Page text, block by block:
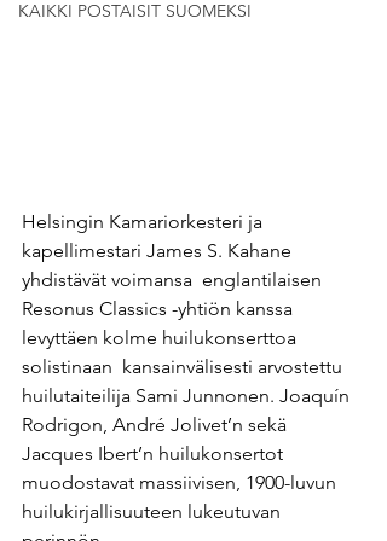
KAIKKI POSTAISIT SUOMEKSI
Helsingin Kamariorkesteri ja
kapellimestari James S. Kahane
yhdistävät voimansa  englantilaisen
Resonus Classics -yhtiön kanssa
levyttäen kolme huilukonserttoa
solistinaan  kansainvälisesti arvostettu
huilutaiteilija Sami Junnonen. Joaquín
Rodrigon, André Jolivet’n sekä
Jacques Ibert’n huilukonsertot
muodostavat massiivisen, 1900-luvun
huilukirjallisuuteen lukeutuvan